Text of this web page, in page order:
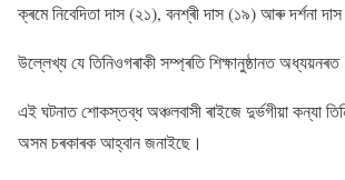
ক্ৰমে নিবেদিতা দাস (২১), বনশ্ৰী দাস (১৯) আৰু দৰ্শনা
উল্লেখ্য যে তিনিওগৰাকী সম্প্ৰতি শিক্ষানুষ্ঠানত
এই ঘটনাত শােকস্তব্ধ অঞ্চলবাসী ৰাইজে দুৰ্ভগীয়া কন্যা
অসম চৰকাৰক আহ্বান জনাইছে।